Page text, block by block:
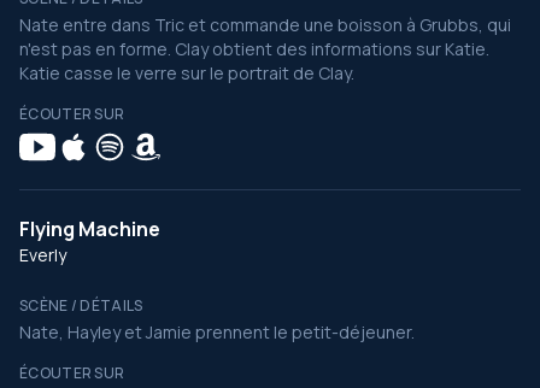
Nate entre dans Tric et commande une boisson à Grubbs, qui
n'est pas en forme. Clay obtient des informations sur Katie.
Katie casse le verre sur le portrait de Clay.
ÉCOUTER SUR
Flying Machine
Everly
SCÈNE / DÉTAILS
Nate, Hayley et Jamie prennent le petit-déjeuner.
ÉCOUTER SUR